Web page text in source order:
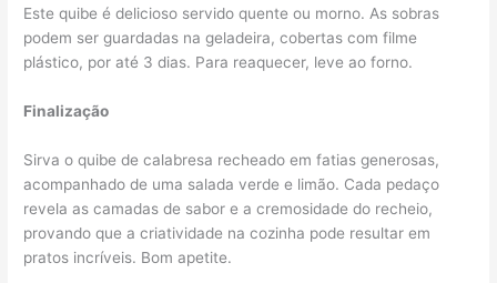
Este quibe é delicioso servido quente ou morno. As sobras
podem ser guardadas na geladeira, cobertas com filme
plástico, por até 3 dias. Para reaquecer, leve ao forno.
Finalização
Sirva o quibe de calabresa recheado em fatias generosas,
acompanhado de uma salada verde e limão. Cada pedaço
revela as camadas de sabor e a cremosidade do recheio,
provando que a criatividade na cozinha pode resultar em
pratos incríveis. Bom apetite.